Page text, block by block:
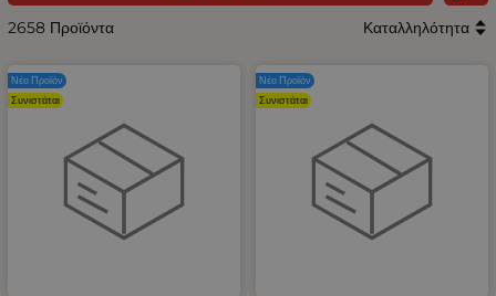
2658 Προϊόντα Καταλληλότητα
Νέο Προϊόν
Συνιστάται
Νέο Προϊόν
Συνιστάται